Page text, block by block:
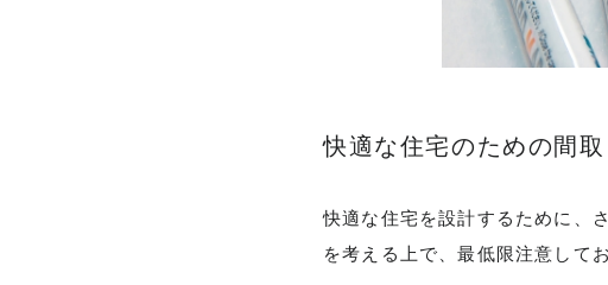
快適な住宅のための間取
快適な住宅を設計するために、
を考える上で、最低限注意して
FLOW 家づくりの